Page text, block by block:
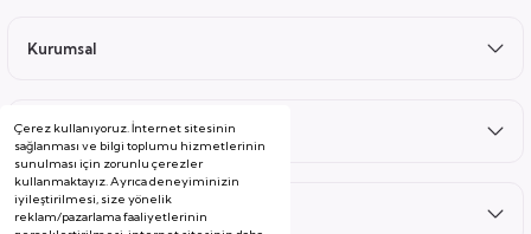
Çerez kullanıyoruz. İnternet sitesinin
sağlanması ve bilgi toplumu hizmetlerinin
sunulması için zorunlu çerezler
kullanmaktayız. Ayrıca deneyiminizin
iyileştirilmesi, size yönelik
reklam/pazarlama faaliyetlerinin
Kurumsal
Satış Sonrası
Hizmetler